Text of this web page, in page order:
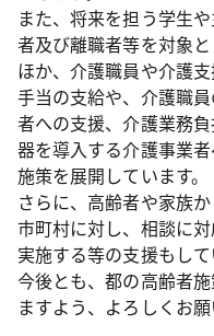
また、将来を担う学生
者及び離職者等を対象
ほか、介護職員や介護
手当の支給や、介護職
者への支援、介護業務
器を導入する介護事業
施策を展開しています。
さらに、高齢者や家族
市町村に対し、相談に
実施する等の支援もして
今後とも、都の高齢者
ますよう、よろしくお願